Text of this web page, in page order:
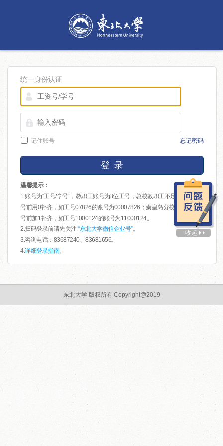
统一身份认证
记住账号 忘记密码
登 录
温馨提示：
1.账号为“工号/学号”，教职工账号为8位工号，总校教职工不足8位的在工
号前用0补齐，如工号07826的账号为00007826；秦皇岛分校教职工在工
号前加1补齐，如工号1000124的账号为11000124。
2.扫码登录前请先关注 “东北大学微信企业号”。
3.咨询电话：83687240、83681656。
4.详细登录指南。
东北大学 版权所有 Copyright@2019
收起